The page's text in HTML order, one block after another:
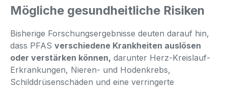
Mögliche gesundheitliche Risiken
Bisherige Forschungsergebnisse deuten darauf hin,
dass PFAS verschiedene Krankheiten auslösen
oder verstärken können, darunter Herz-Kreislauf-
Erkrankungen, Nieren- und Hodenkrebs,
Schilddrüsenschäden und eine verringerte